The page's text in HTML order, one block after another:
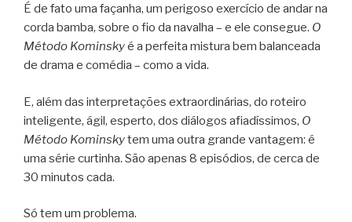
É de fato uma façanha, um perigoso exercício de andar na
corda bamba, sobre o fio da navalha – e ele consegue. O
Método Kominskyé a perfeita mistura bem balanceada
de drama e comédia – como a vida.
E, além das interpretações extraordinárias, do roteiro
inteligente, ágil, esperto, dos diálogos afiadíssimos, O
Método Kominskytem uma outra grande vantagem: é
uma série curtinha. São apenas 8 episódios, de cerca de
30 minutos cada.
Só tem um problema.